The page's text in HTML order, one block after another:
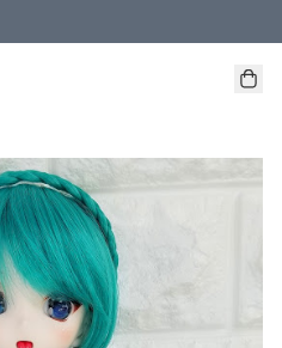
適用於 本地送貨、本地取貨、國際送貨 )